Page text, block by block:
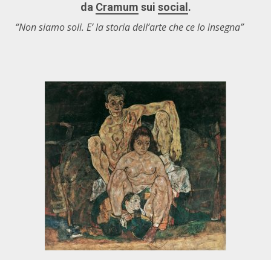
da Cramum sui social .
“Non siamo soli. E’ la storia dell’arte che ce lo insegna”